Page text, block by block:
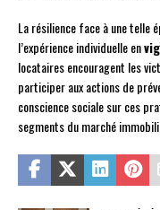
La résilience face à une telle
l’expérience individuelle en
locataires encouragent les
participer aux actions de
conscience sociale sur ces
segments du marché